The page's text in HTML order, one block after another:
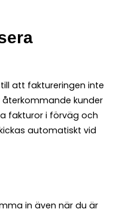
att faktureringen inte
kunder
fakturor i förväg och
automatiskt vid
in även när du är